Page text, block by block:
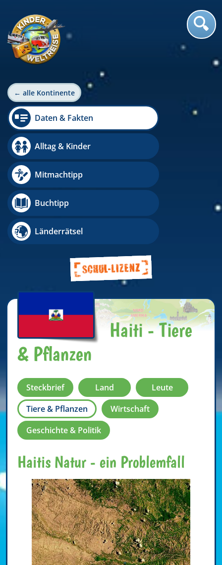
← alle Kontinente
Daten & Fakten
Alltag & Kinder
Mitmachtipp
Buchtipp
Länderrätsel
Haiti - Tiere
& Pflanzen
Steckbrief Land
Leute
Tiere & Pflanzen
Wirtschaft
Geschichte & Politik
Haitis Natur - ein Problemfall